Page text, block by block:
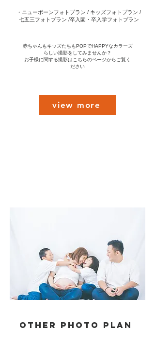
・ニューボーンフォトプラン / キッズフォトプラン /
七五三フォトプラン /卒入園・卒入学フォトプラン
赤ちゃんもキッズたちもPOPでHAPPYなカラーズ
らしい撮影をしてみませんか？
​お子様に関する撮影はこちらのページからご覧く
ださい
view more
OTHER​ PHOTO PLAN